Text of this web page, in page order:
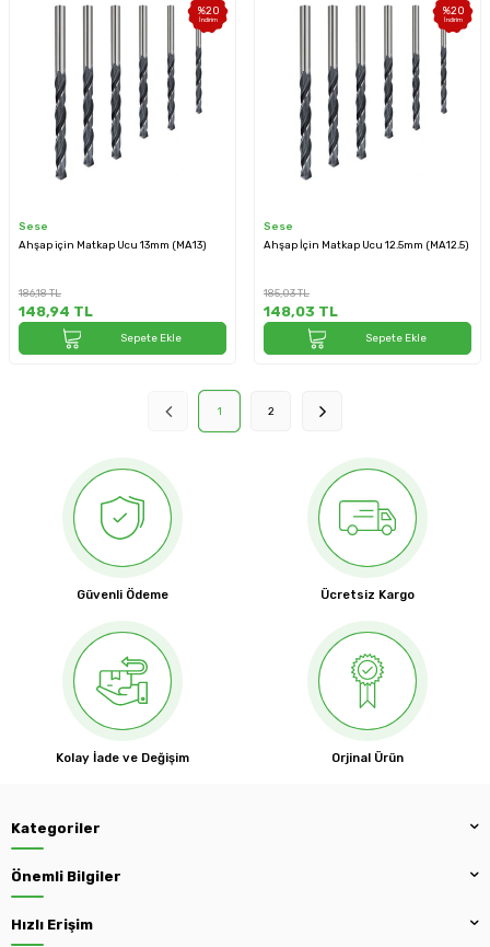
%20
İndirim
Sese
Ahşap için Matkap Ucu 13mm (MA13)
186,18TL
148,94 TL
Sepete Ekle
%20
İndirim
Sese
Ahşap İçin Matkap Ucu 12.5mm (MA12.5)
185,03TL
148,03 TL
Sepete Ekle
1 2
Güvenli Ödeme Ücretsiz Kargo
Kolay İade ve Değişim Orjinal Ürün
Kategoriler
Önemli Bilgiler
Hızlı Erişim